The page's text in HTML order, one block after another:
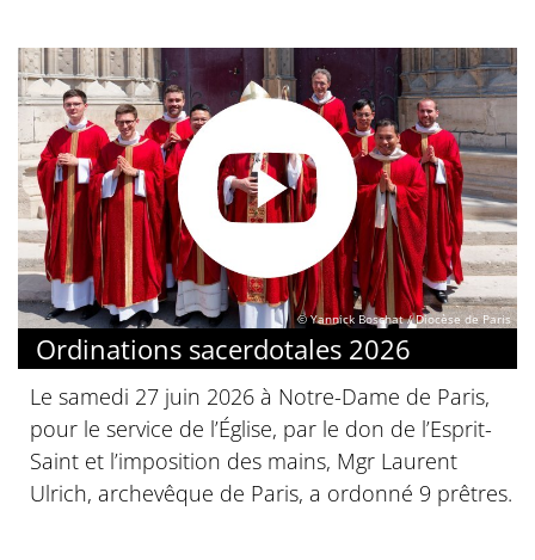
© Yannick Boschat / Diocèse de Paris
Ordinations sacerdotales 2026
Le samedi 27 juin 2026 à Notre-Dame de Paris,
pour le service de l’Église, par le don de l’Esprit-
Saint et l’imposition des mains, Mgr Laurent
Ulrich, archevêque de Paris, a ordonné 9 prêtres.